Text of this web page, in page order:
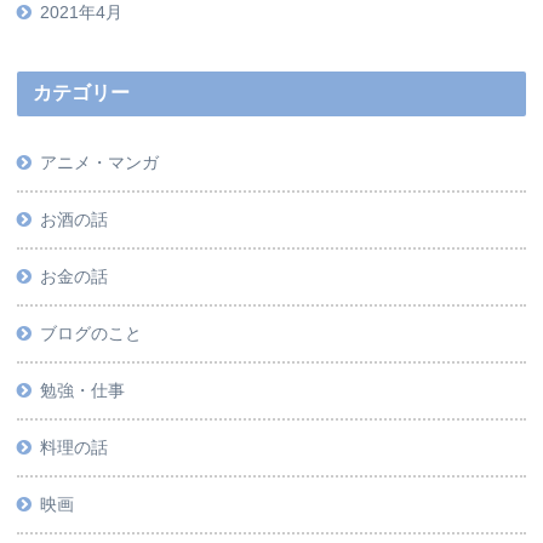
2021年4月
カテゴリー
アニメ・マンガ
お酒の話
お金の話
ブログのこと
勉強・仕事
料理の話
映画